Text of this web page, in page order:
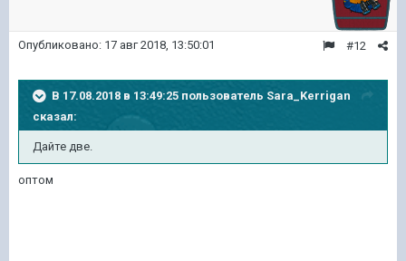
#12
Опубликовано: 17 авг 2018, 13:50:01
В 17.08.2018 в 13:49:25 пользователь Sara_Kerrigan
сказал:
Дайте две.
оптом